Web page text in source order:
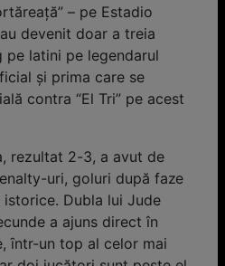
– pe Estadio
devenit doar a treia
pe latini pe legendarul
și prima care se
contra “El Tri” pe acest
rezultat 2-3, a avut de
uri, goluri după faze
Dubla lui Jude
a ajuns direct în
ȋntr-un top al celor mai